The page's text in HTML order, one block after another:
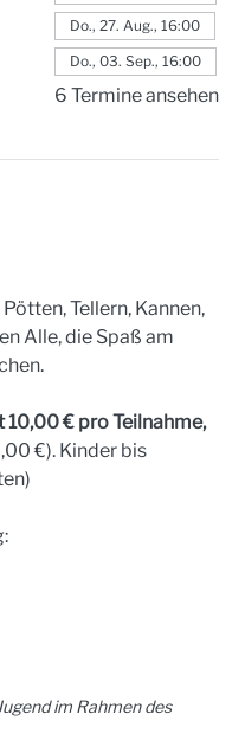
Do., 27. Aug., 16:00
Do., 03. Sep., 16:00
6 Termine ansehen
Tellern, Kannen,
Alle, die Spaß am
€ pro Teilnahme,
€). Kinder bis
im Rahmen des